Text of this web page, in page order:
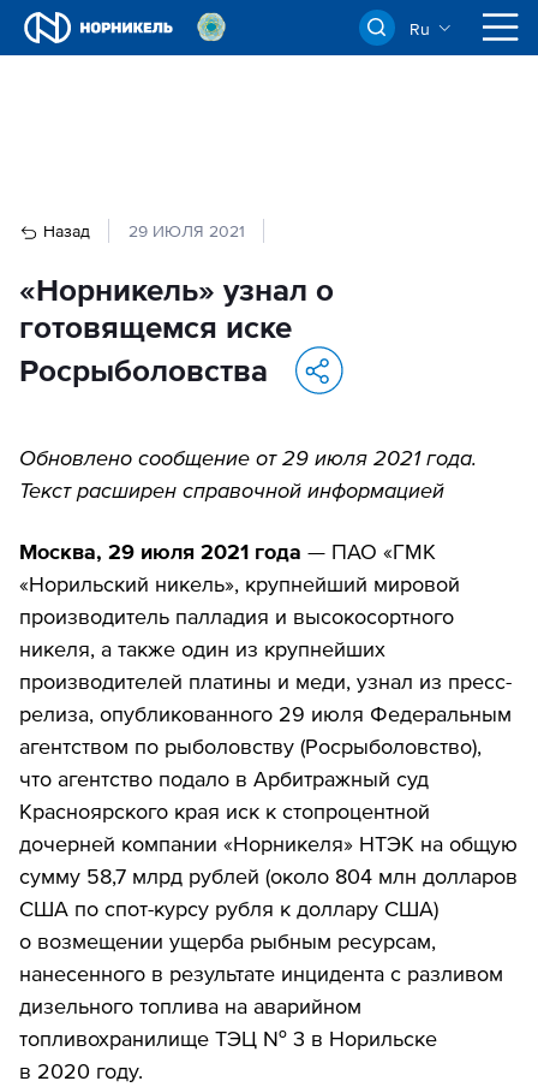
Ru
Назад 29 ИЮЛЯ 2021
«Норникель» узнал о
готовящемся иске
Росрыболовства
Обновлено сообщение от 29 июля 2021 года.
Текст расширен справочной информацией
Москва, 29 июля 2021 года — ПАО «ГМК
«Норильский никель», крупнейший мировой
производитель палладия и высокосортного
никеля, а также один из крупнейших
производителей платины и меди, узнал из пресс-
релиза, опубликованного 29 июля Федеральным
агентством по рыболовству (Росрыболовство),
что агентство подало в Арбитражный суд
Красноярского края иск к стопроцентной
дочерней компании «Норникеля» НТЭК на общую
сумму 58,7 млрд рублей (около 804 млн долларов
США по спот-курсу рубля к доллару США)
о возмещении ущерба рыбным ресурсам,
нанесенного в результате инцидента с разливом
дизельного топлива на аварийном
топливохранилище ТЭЦ № 3 в Норильске
в 2020 году.